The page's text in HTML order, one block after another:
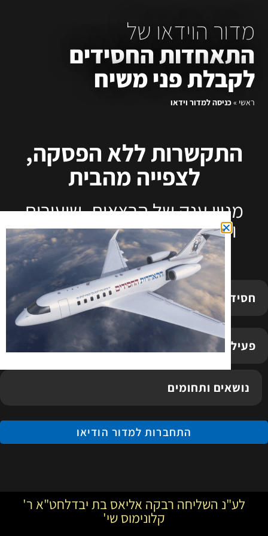
מדור הוידאו של
התאחדות החסידים
לקבלת פני משיח
ראשי »כניסה למדור וידאו
התקשרות ללא הפסקה,
לצפייה מהבית
מגוון ענק של הרצאות, שיעורים
והתוועדויות לחסידים שרוצים
להשקיע בעצמם
חסידישע רבנים משפיעים ומרצים
פעילויות ואירועים
נושאים ותחומים
התחברות למדור הודיאו
לע"נ השליחה רבקה אליאס בת יבדלחט"א ר'
קלונימוס שי'